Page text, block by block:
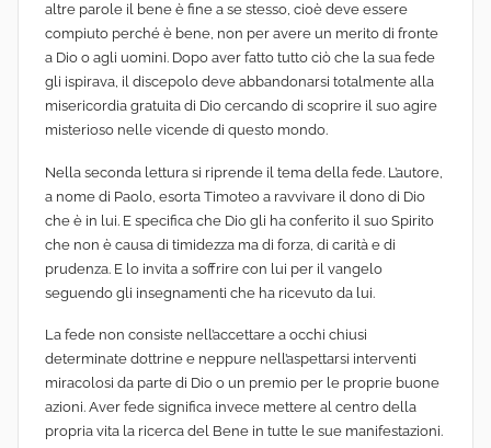
altre parole il bene è fine a se stesso, cioè deve essere
compiuto perché è bene, non per avere un merito di fronte
a Dio o agli uomini. Dopo aver fatto tutto ciò che la sua fede
gli ispirava, il discepolo deve abbandonarsi totalmente alla
misericordia gratuita di Dio cercando di scoprire il suo agire
misterioso nelle vicende di questo mondo.
Nella seconda lettura si riprende il tema della fede. L’autore,
a nome di Paolo, esorta Timoteo a ravvivare il dono di Dio
che è in lui. E specifica che Dio gli ha conferito il suo Spirito
che non è causa di timidezza ma di forza, di carità e di
prudenza. E lo invita a soffrire con lui per il vangelo
seguendo gli insegnamenti che ha ricevuto da lui.
La fede non consiste nell’accettare a occhi chiusi
determinate dottrine e neppure nell’aspettarsi interventi
miracolosi da parte di Dio o un premio per le proprie buone
azioni. Aver fede significa invece mettere al centro della
propria vita la ricerca del Bene in tutte le sue manifestazioni.